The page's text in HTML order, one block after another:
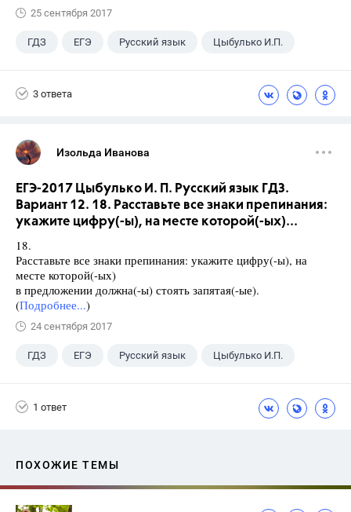
25 сентября 2017
ГДЗ ЕГЭ Русский язык Цыбулько И.П.
3 ответа
Изольда Иванова
ЕГЭ-2017 Цыбулько И. П. Русский язык ГДЗ.
Вариант 12. 18. Расставьте все знаки препинания:
укажите цифру(-ы), на месте которой(-ых)...
18.
Расставьте все знаки препинания: укажите цифру(-ы), на
месте которой(-ых)
в предложении должна(-ы) стоять запятая(-ые).
(Подробнее...)
24 сентября 2017
ГДЗ ЕГЭ Русский язык Цыбулько И.П.
1 ответ
ПОХОЖИЕ ТЕМЫ